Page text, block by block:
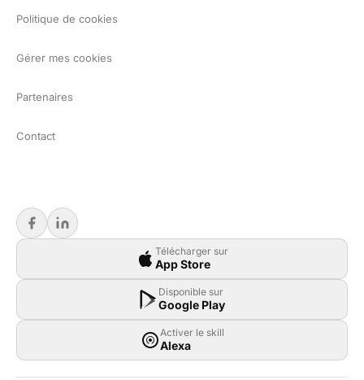
Politique de cookies
Gérer mes cookies
Partenaires
Contact
Télécharger sur
App Store
Disponible sur
Google Play
Activer le skill
Alexa